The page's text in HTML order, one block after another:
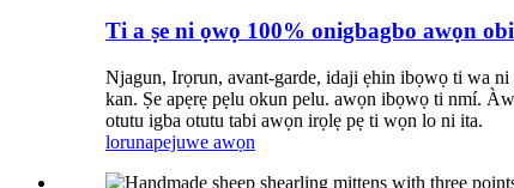
Ti a ṣe ni ọwọ 100% onigbagbo awọn
Njagun, Irọrun, avant-garde, idaji ẹhin ibọwọ ti wa ni
kan. Ṣe apẹrẹ pẹlu okun pelu. awọn ibọwọ ti nmí.
otutu igba otutu tabi awọn irọlẹ pẹ ti wọn lo ni ita.
lorunapejuwe awọn